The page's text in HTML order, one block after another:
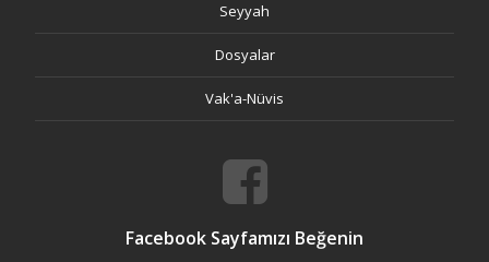
Seyyah
Dosyalar
Vak'a-Nüvis
Facebook Sayfamızı Beğenin